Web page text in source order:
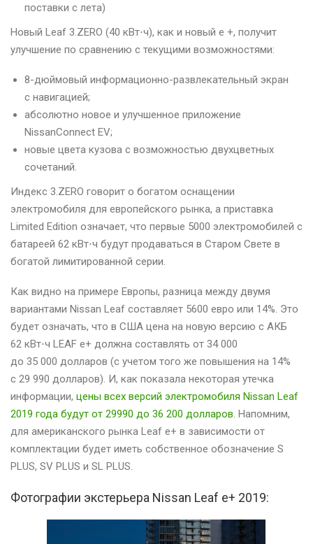
поставки с лета)
Новый Leaf 3.ZERO (40 кВт⋅ч), как и новый e +, получит
улучшение по сравнению с текущими возможностями:
8-дюймовый информационно-развлекательный экран
с навигацией;
абсолютно новое и улучшенное приложение
NissanConnect EV;
новые цвета кузова с возможностью двухцветных
сочетаний.
Индекс 3.ZERO говорит о богатом оснащении
электромобиля для европейского рынка, а приставка
Limited Edition означает, что первые 5000 электромобилей с
батареей 62 кВт⋅ч будут продаваться в Старом Свете в
богатой лимитированной серии.
Как видно на примере Европы, разница между двумя
вариантами Nissan Leaf составляет 5600 евро или 14%. Это
будет означать, что в США цена на новую версию с АКБ
62 кВт⋅ч LEAF e+ должна составлять от 34 000
до 35 000 долларов (с учетом того же повышения на 14%
с 29 990 долларов). И, как показала некоторая утечка
информации, цены всех версий электромобиля Nissan Leaf
2019 года будут от 29990 до 36 200 долларов. Напомним,
для американского рынка Leaf e+ в зависимости от
комплектации будет иметь собственное обозначение S
PLUS, SV PLUS и SL PLUS.
Фотографии экстерьера Nissan Leaf e+ 2019: